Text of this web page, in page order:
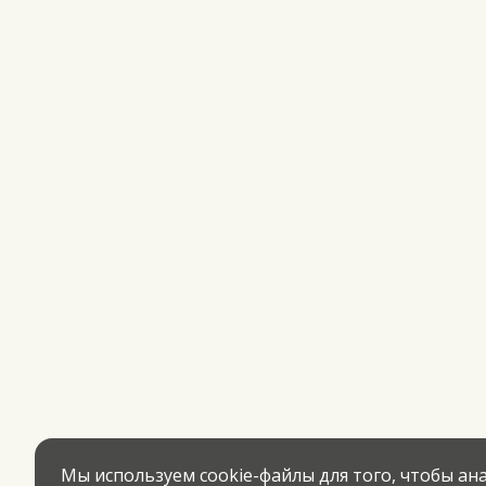
Мы используем cookie-файлы для того, чтобы